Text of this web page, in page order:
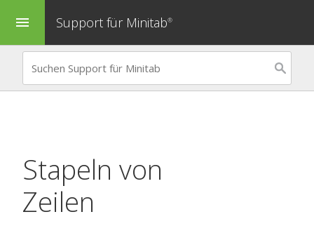
menu Support für Minitab®
Stapeln von
Zeilen